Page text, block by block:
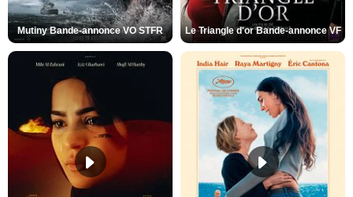
Mutiny Bande-annonce VO STFR Le Triangle d'or Bande-annonce VF